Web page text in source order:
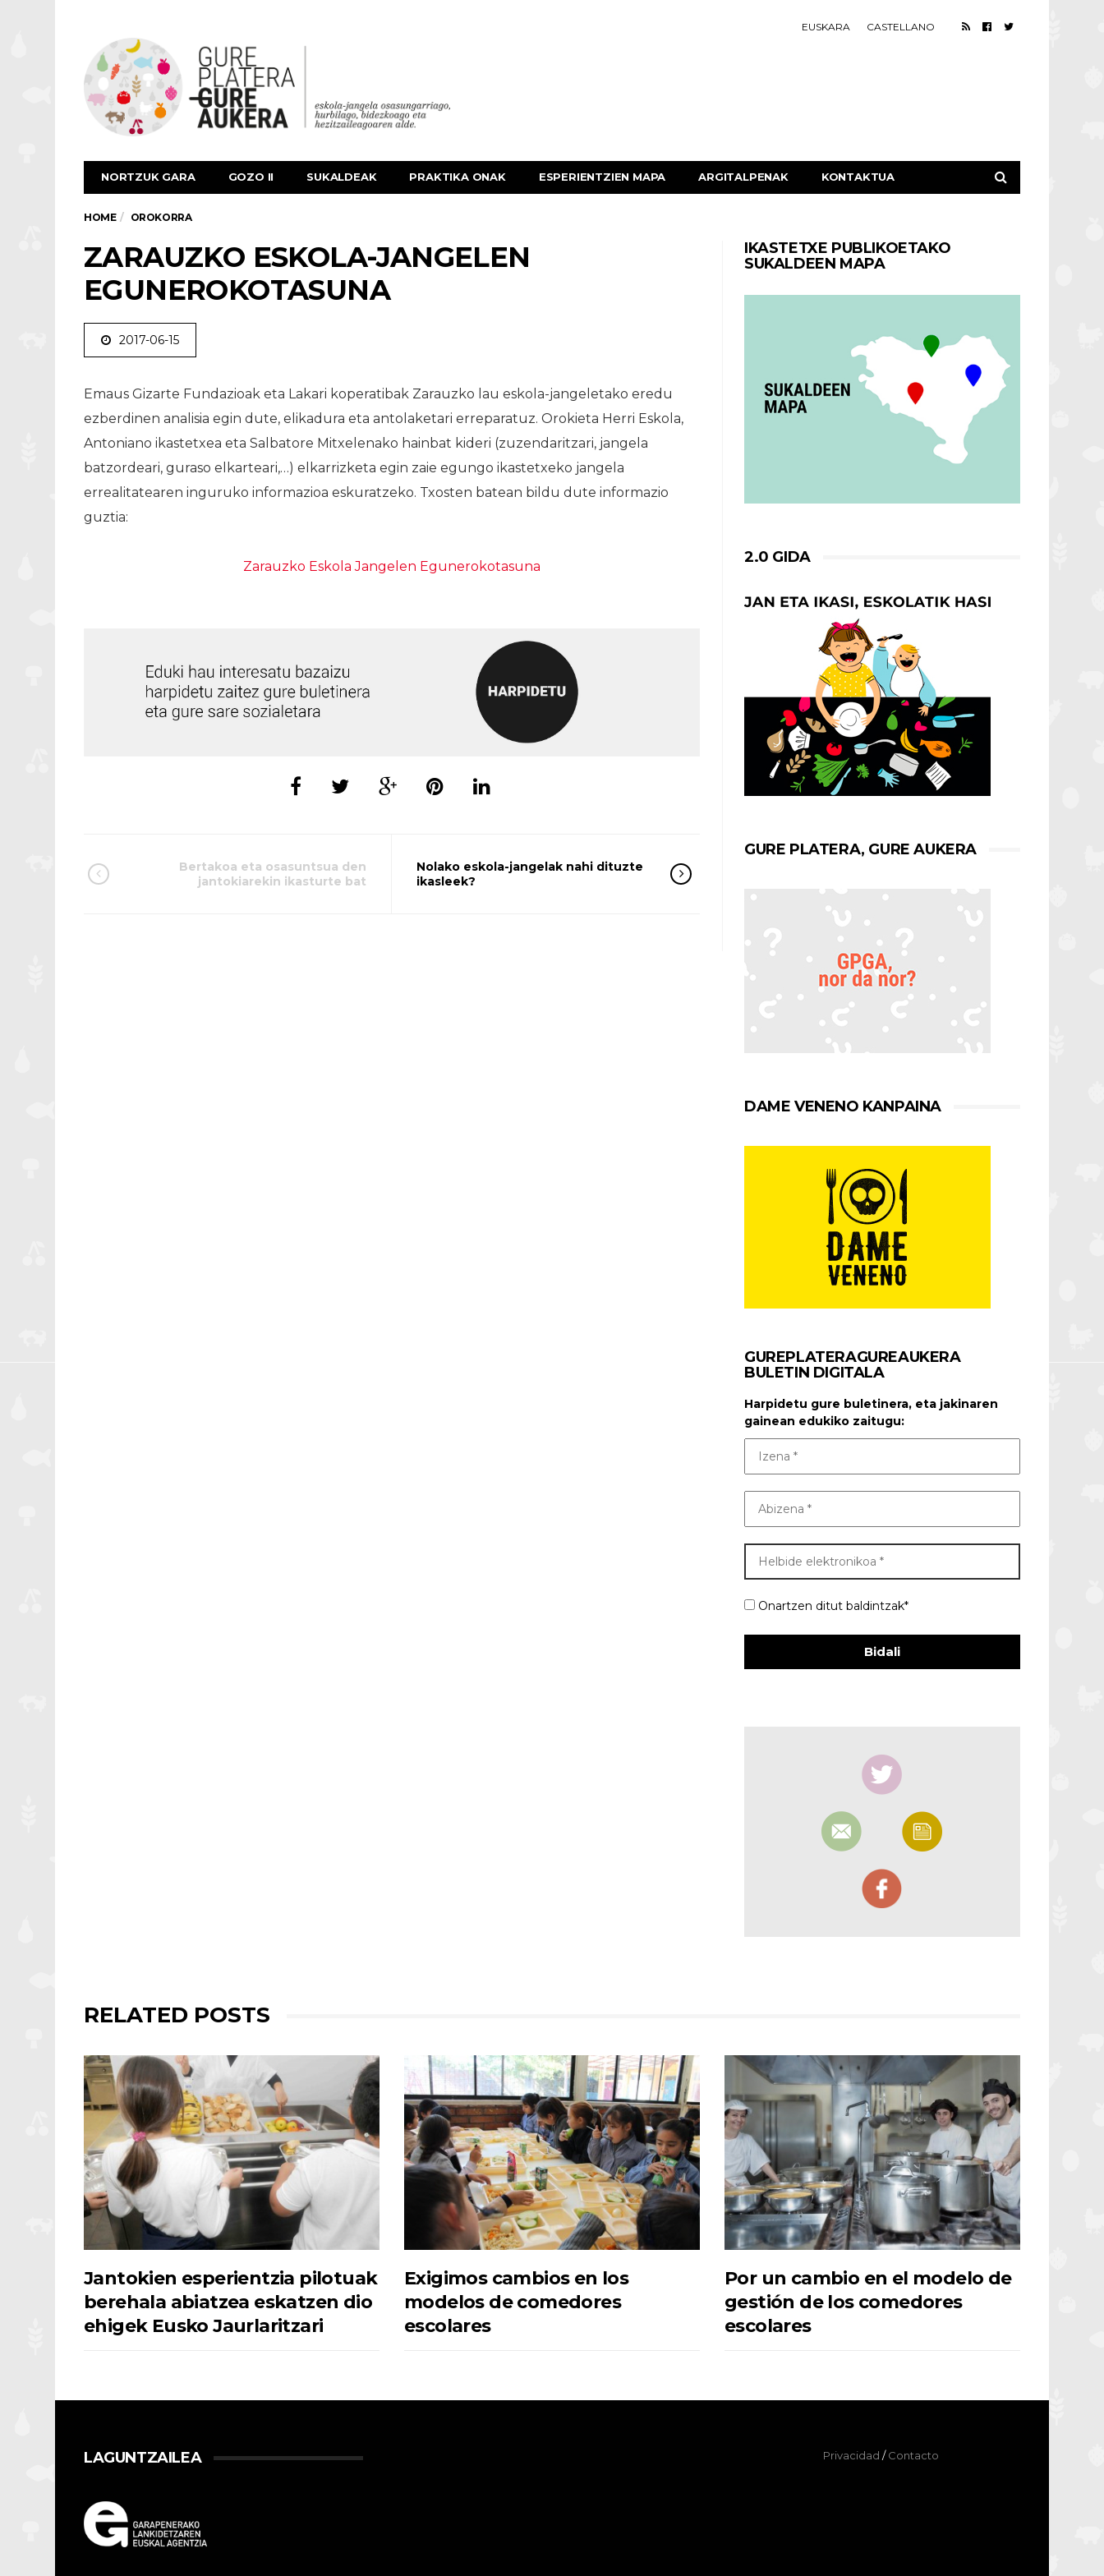
EUSKARA CASTELLANO
NORTZUK GARA GOZO II SUKALDEAK PRAKTIKA ONAK ESPERIENTZIEN MAPA ARGITALPENAK KONTAKTUA
HOME OROKORRA
ZARAUZKO ESKOLA-JANGELEN
EGUNEROKOTASUNA
2017-06-15
Emaus Gizarte Fundazioak eta Lakari koperatibak Zarauzko lau eskola-jangeletako eredu
ezberdinen analisia egin dute, elikadura eta antolaketari erreparatuz. Orokieta Herri Eskola,
Antoniano ikastetxea eta Salbatore Mitxelenako hainbat kideri (zuzendaritzari, jangela
batzordeari, guraso elkarteari,…) elkarrizketa egin zaie egungo ikastetxeko jangela
errealitatearen inguruko informazioa eskuratzeko. Txosten batean bildu dute informazio
guztia:
Zarauzko Eskola Jangelen Egunerokotasuna
Bertakoa eta osasuntsua den
jantokiarekin ikasturte bat
Nolako eskola-jangelak nahi dituzte
ikasleek?
IKASTETXE PUBLIKOETAKO
SUKALDEEN MAPA
2.0 GIDA
GURE PLATERA, GURE AUKERA
DAME VENENO KANPAINA
GUREPLATERAGUREAUKERA
BULETIN DIGITALA
Harpidetu gure buletinera, eta jakinaren
gainean edukiko zaitugu:
Onartzen ditut baldintzak*
RELATED POSTS
Jantokien esperientzia pilotuak
berehala abiatzea eskatzen dio
ehigek Eusko Jaurlaritzari
Exigimos cambios en los
modelos de comedores
escolares
Por un cambio en el modelo de
gestión de los comedores
escolares
LAGUNTZAILEA Privacidad /Contacto